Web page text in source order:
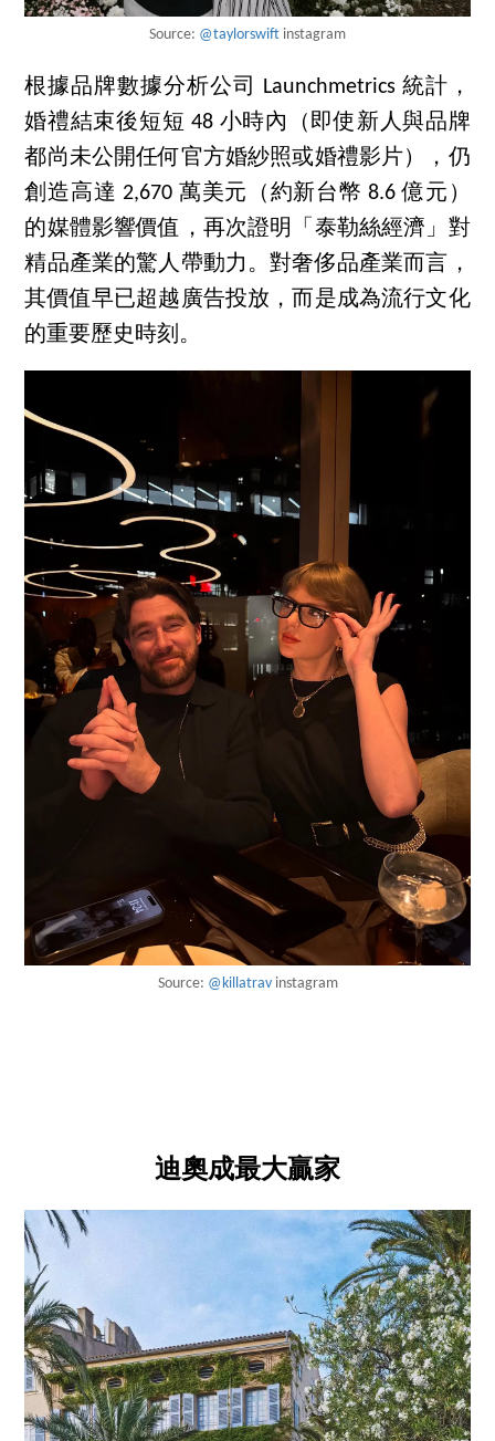
Source: @taylorswift instagram
根據品牌數據分析公司 Launchmetrics 統計，
婚禮結束後短短 48 小時內（即使新人與品牌
都尚未公開任何官方婚紗照或婚禮影片），仍
創造高達 2,670 萬美元（約新台幣 8.6 億元）
的媒體影響價值，再次證明「泰勒絲經濟」對
精品產業的驚人帶動力。對奢侈品產業而言，
其價值早已超越廣告投放，而是成為流行文化
的重要歷史時刻。
Source: @killatravinstagram
迪奧成最大贏家